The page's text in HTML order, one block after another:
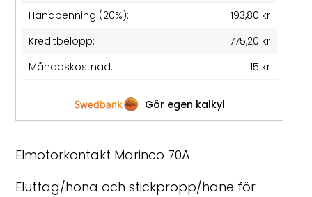
Handpenning (20%):
193,80 kr
Kreditbelopp:
775,20 kr
Månadskostnad:
15 kr
Gör egen kalkyl
Elmotorkontakt Marinco 70A
Eluttag/hona och stickpropp/hane för